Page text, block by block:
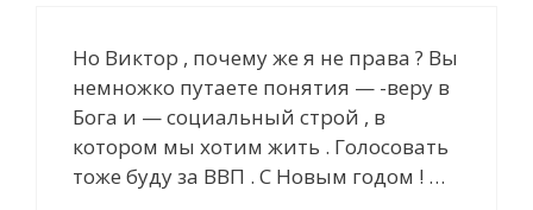
Но Виктор , почему же я не права ? Вы
немножко путаете понятия — -веру в
Бога и — социальный строй , в
котором мы хотим жить . Голосовать
тоже буду за ВВП . С Новым годом ! …